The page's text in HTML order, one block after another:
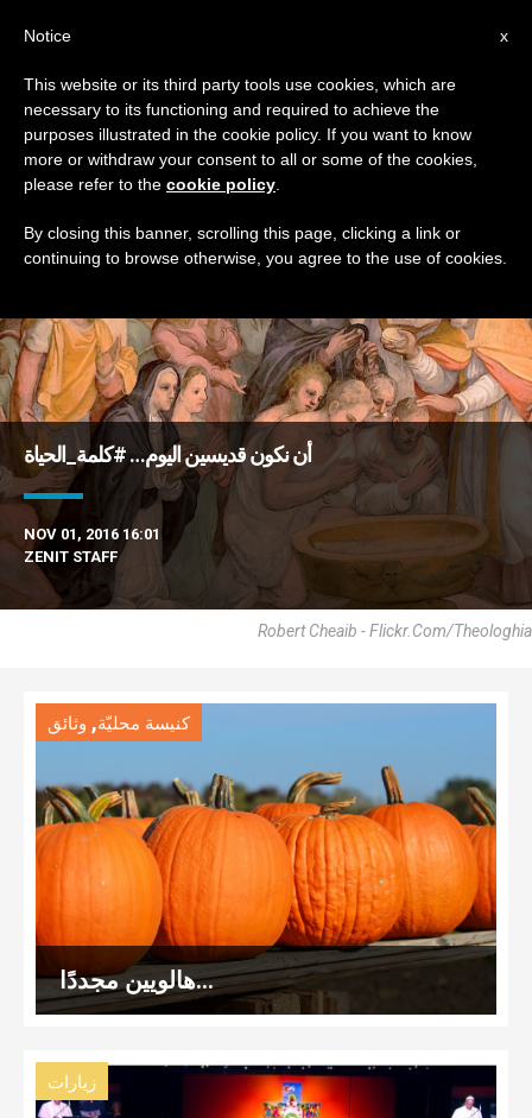
DAY
November 1st, 2016
DERNIÈRES NOUVELLES
أن نكون قديسين اليوم… #كلمة_الحياة
NOV 01, 2016 16:01
ZENIT STAFF
Robert Cheaib - Flickr.com/theologhia
كنيسة محليّة, وثائق
هالويين مجددًا…
زيارات
x
Notice
This website or its third party tools use cookies, which are
necessary to its functioning and required to achieve the
purposes illustrated in the cookie policy. If you want to know
more or withdraw your consent to all or some of the cookies,
please refer to the cookie policy
By closing this banner, scrolling this page, clicking a link or
continuing to browse otherwise, you agree to the use of cookies.